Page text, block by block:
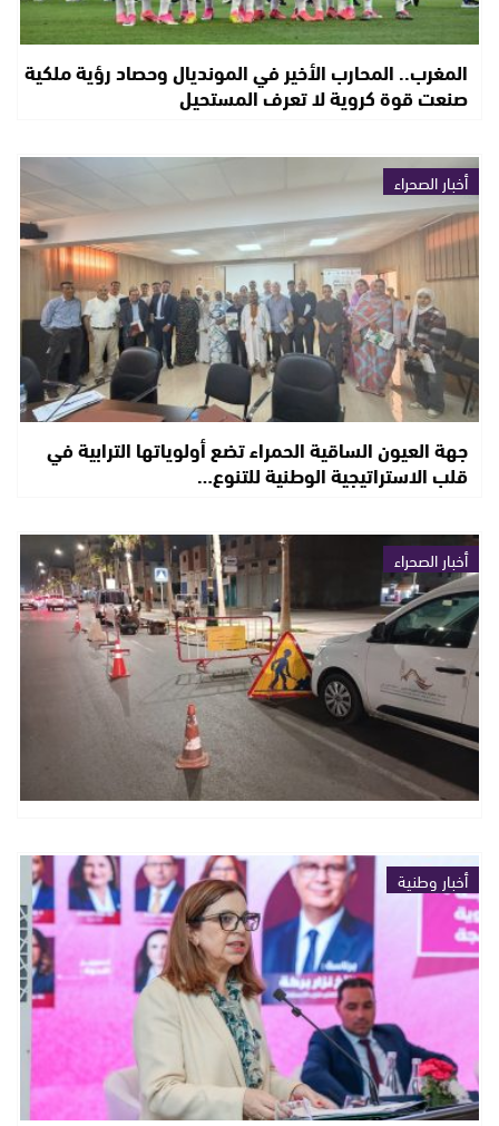
المغرب.. المحارب الأخير في المونديال وحصاد رؤية ملكية
صنعت قوة كروية لا تعرف المستحيل
أخبار الصحراء
جهة العيون الساقية الحمراء تضع أولوياتها الترابية في
قلب الاستراتيجية الوطنية للتنوع…
أخبار الصحراء
أخبار وطنية